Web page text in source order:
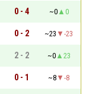
0 - 4 ~0
0
0 - 2 ~23
-23
2 - 2 ~0
23
0 - 1 ~8
-8